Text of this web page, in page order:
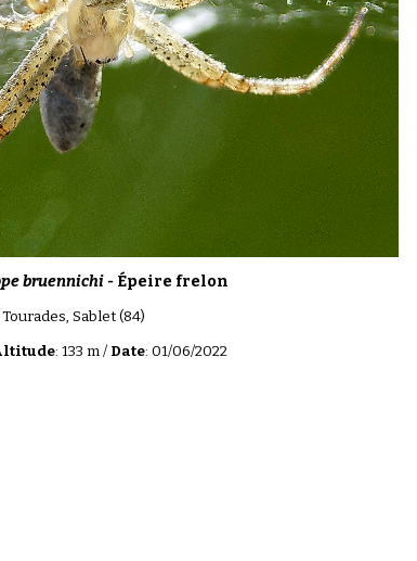
bruennichi - Épeire frelon
Tourades, Sablet (84)
: 133 m / Date: 01/06/2022